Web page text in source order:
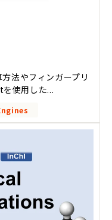
法やフィンガープリ
使用した...